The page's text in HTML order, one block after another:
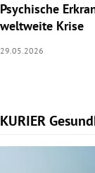
Psychische
weltweite Krise
29.05.2026
KURIER
Slide 1 von 7